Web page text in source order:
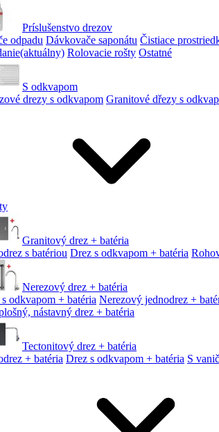
Príslušenstvo drezov
odpadu Dávkovače saponátu Čistiace
(aktuálny) Rolovacie rošty Ostatné
S odkvapom
drezy s odkvapom Granitové dřezy s
Granitový drez + batéria
s batériou Drez s odkvapom + batéria
Nerezový drez + batéria
odkvapom + batéria Nerezový jednodrez +
nástavný drez + batéria
Tectonitový drez + batéria
+ batéria Drez s odkvapom + batéria S